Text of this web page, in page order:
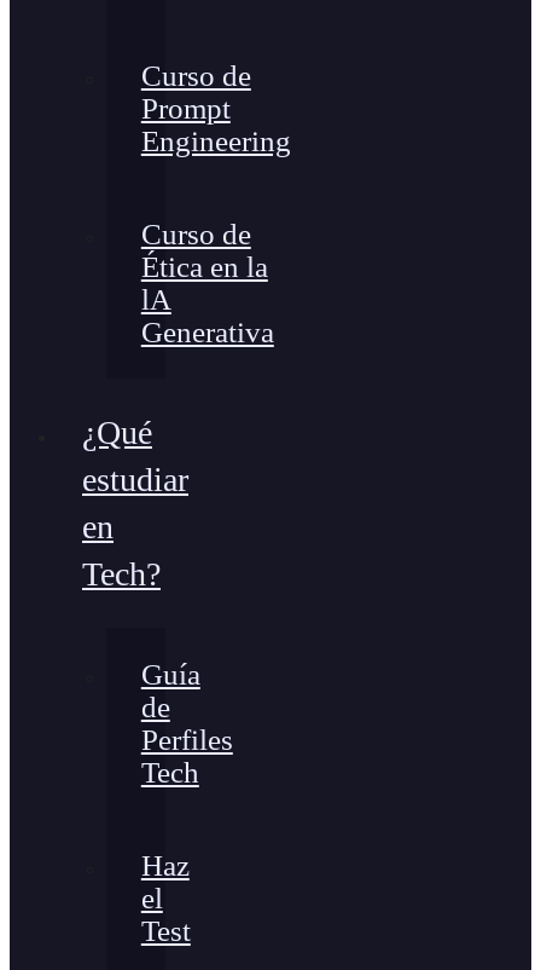
Curso de
Prompt
Engineering
Curso de
Ética en la
lA
Generativa
¿Qué
estudiar
en
Tech?
Guía
de
Perfiles
Tech
Haz
el
Test